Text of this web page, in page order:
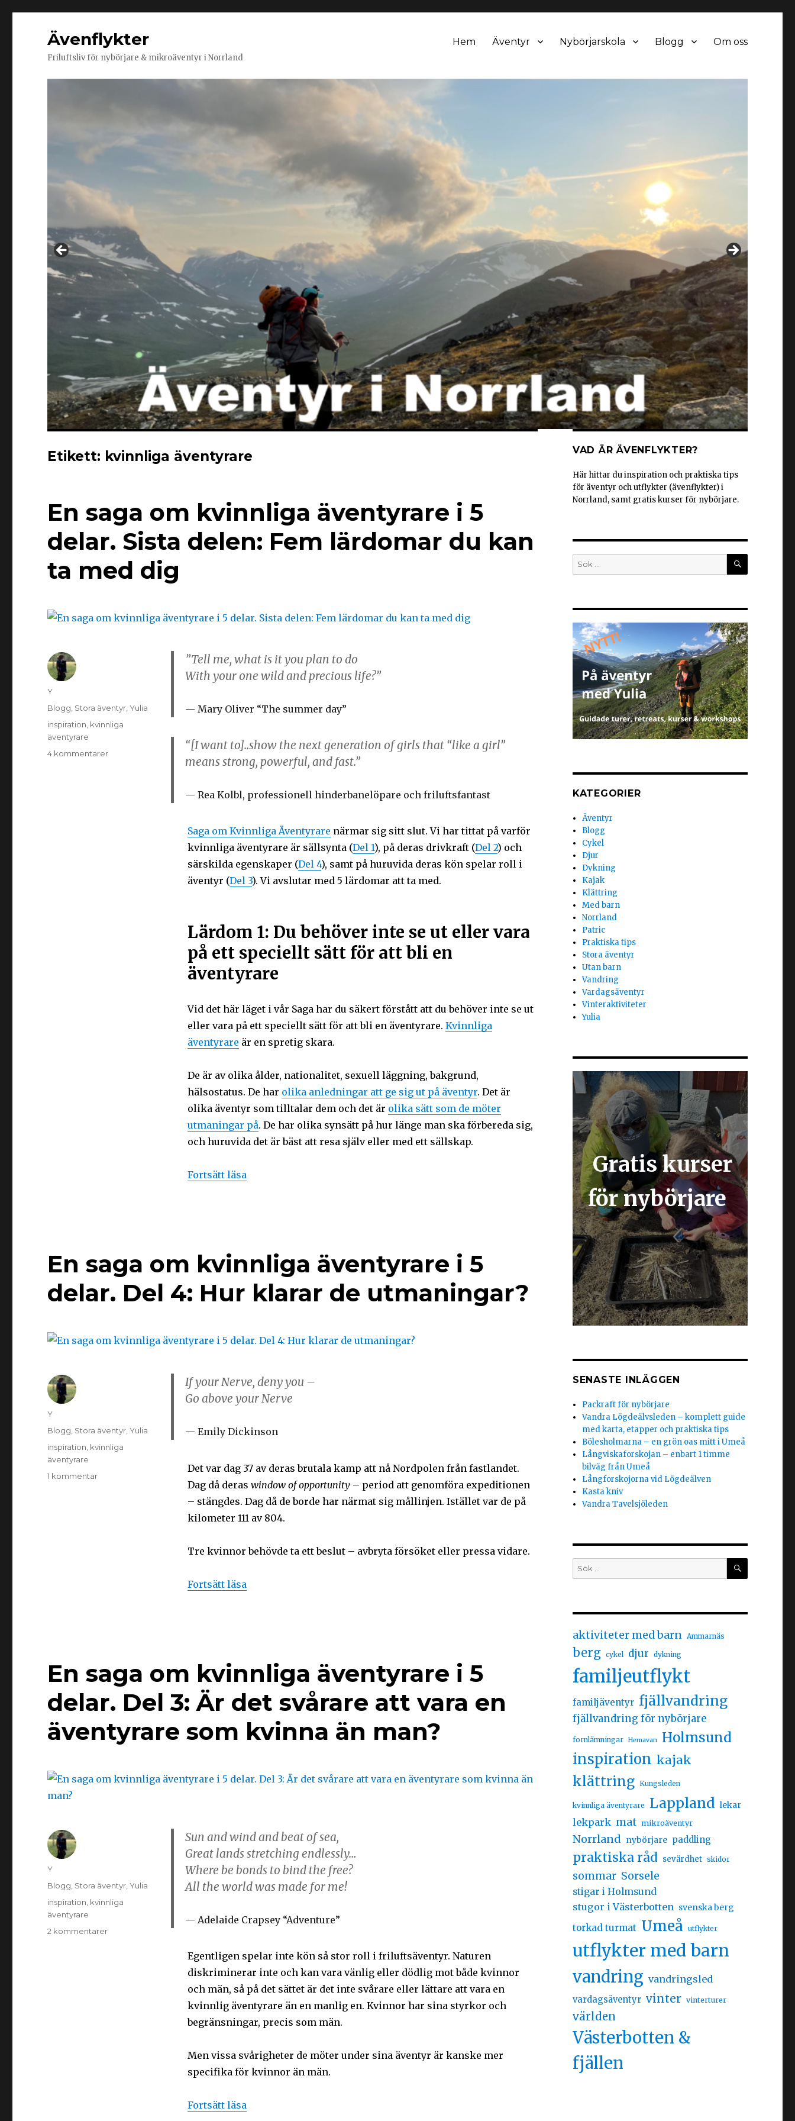
Ävenflykter
Friluftsliv för nybörjare & mikroäventyr i Norrland
Hem Äventyr Nybörjarskola Blogg Om oss
Etikett: kvinnliga äventyrare
En saga om kvinnliga äventyrare i 5
delar. Sista delen: Fem lärdomar du kan
ta med dig
”Tell me, what is it you plan to do
With your one wild and precious life?”
Mary Oliver “The summer day”
“[I want to]..show the next generation of girls that “like a girl”
means strong, powerful, and fast.”
Rea Kolbl, professionell hinderbanelöpare och friluftsfantast
Saga om Kvinnliga Äventyrare närmar sig sitt slut. Vi har tittat på varför
kvinnliga äventyrare är sällsynta (Del 1), på deras drivkraft (Del 2) och
särskilda egenskaper (Del 4), samt på huruvida deras kön spelar roll i
äventyr (Del 3). Vi avslutar med 5 lärdomar att ta med.
Lärdom 1: Du behöver inte se ut eller vara
på ett speciellt sätt för att bli en
äventyrare
Vid det här läget i vår Saga har du säkert förstått att du behöver inte se ut
eller vara på ett speciellt sätt för att bli en äventyrare. Kvinnliga
äventyrare är en spretig skara.
De är av olika ålder, nationalitet, sexuell läggning, bakgrund,
hälsostatus. De har olika anledningar att ge sig ut på äventyr. Det är
olika äventyr som tilltalar dem och det är olika sätt som de möter
utmaningar på. De har olika synsätt på hur länge man ska förbereda sig,
och huruvida det är bäst att resa själv eller med ett sällskap.
Fortsätt läsa
Y
Blogg Stora äventyr ,Yulia
inspiration kvinnliga
äventyrare
4 kommentarer
En saga om kvinnliga äventyrare i 5
delar. Del 4: Hur klarar de utmaningar?
If your Nerve, deny you –
Go above your Nerve
Emily Dickinson
Det var dag 37 av deras brutala kamp att nå Nordpolen från fastlandet.
Dag då deras window of opportunity– period att genomföra expeditionen
– stängdes. Dag då de borde har närmat sig mållinjen. Istället var de på
kilometer 111 av 804.
Tre kvinnor behövde ta ett beslut – avbryta försöket eller pressa vidare.
Fortsätt läsa
Y
Blogg, Stora äventyr,Yulia
inspiration, kvinnliga
äventyrare
1 kommentar
En saga om kvinnliga äventyrare i 5
delar. Del 3: Är det svårare att vara en
äventyrare som kvinna än man?
Sun and wind and beat of sea,
Great lands stretching endlessly…
Where be bonds to bind the free?
All the world was made for me!
Adelaide Crapsey “Adventure”
Egentligen spelar inte kön så stor roll i friluftsäventyr. Naturen
diskriminerar inte och kan vara vänlig eller dödlig mot både kvinnor
och män, så på det sättet är det inte svårare eller lättare att vara en
kvinnlig äventyrare än en manlig en. Kvinnor har sina styrkor och
begränsningar, precis som män.
Men vissa svårigheter de möter under sina äventyr är kanske mer
specifika för kvinnor än män.
Fortsätt läsa
Y
Blogg Stora äventyr ,Yulia
inspiration kvinnliga
äventyrare
2 kommentarer
VAD ÄR ÄVENFLYKTER?
Här hittar du inspiration och praktiska tips
för äventyr och utflykter (ävenflykter) i
Norrland, samt gratis kurser för nybörjare.
KATEGORIER
Äventyr
Blogg
Cykel
Djur
Dykning
Kajak
Klättring
Med barn
Norrland
Patric
Praktiska tips
Stora äventyr
Utan barn
Vandring
Vardagsäventyr
Vinteraktiviteter
Yulia
Gratis kurser
för nybörjare
SENASTE INLÄGGEN
Packraft för nybörjare
Vandra Lögdeälvsleden – komplett guide
med karta, etapper och praktiska tips
Bölesholmarna – en grön oas mitt i Umeå
Långviskaforskojan – enbart 1 timme
bilväg från Umeå
Långforskojorna vid Lögdeälven
Kasta kniv
Vandra Tavelsjöleden
aktiviteter med barn Ammarnäs
berg cykel djur dykning
familjeutflykt
familjäventyr fjällvandring
fjällvandring för nybörjare
fornlämningar Hemavan Holmsund
inspiration kajak
klättring Kungsleden
kvinnliga äventyrare Lappland lekar
lekpark mat mikroäventyr
Norrland nybörjare paddling
praktiska råd sevärdhet skidor
sommar Sorsele
stigar i Holmsund
stugor i Västerbotten svenska berg
torkad turmat Umeå utflykter
utflykter med barn
vandring vandringsled
vardagsäventyr vinter vinterturer
världen
Västerbotten &
fjällen